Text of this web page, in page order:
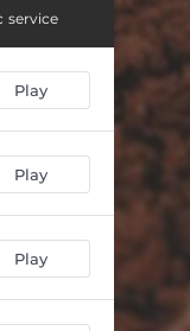
04:02
05:22
03:40
03:18
service
Play
Play
Play